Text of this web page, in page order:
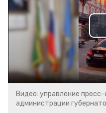
Видео: управление
администрации